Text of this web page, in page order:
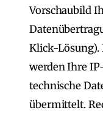
Vorschaubild
Klick-Lösung).
werden Ihre
technische
übermittelt.